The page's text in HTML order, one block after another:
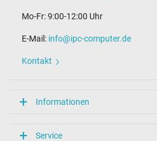
Mo-Fr: 9:00-12:00 Uhr
E-Mail: info@ipc-computer.de
Kontakt
Informationen
Service